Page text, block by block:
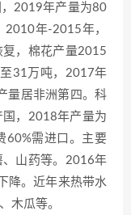
2019年产量为80
2010年-2015年，
复，棉花产量2015
31万吨，2017年
量居非洲第四。科
国，2018年产量为
60%需进口。主要
、山药等。2016年
降。近年来热带水
木瓜等。